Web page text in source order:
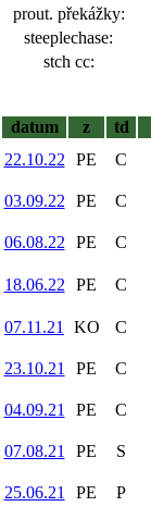
prout. překážky:
steeplechase:
stch cc:
datum
z td
22.10.22
PE C
03.09.22 PE C
06.08.22 PE C
18.06.22 PE C
07.11.21
KO C
23.10.21 PE C
04.09.21 PE C
07.08.21 PE S
25.06.21 PE P